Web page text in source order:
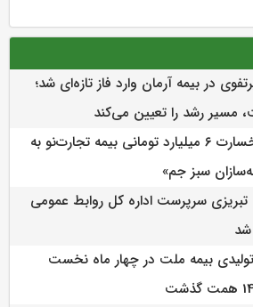
در بیمه آرمان وارد فاز تازه‌ای شد؛
مسیر رشد را تعیین می‌کند
پرداخت خسارت ۶ میلیارد تومانی بیمه تجارت‌نو به
سبز جم»
سرپرست اداره كل روابط عمومی
شد
بیمه ملت در چهار ماه نخست